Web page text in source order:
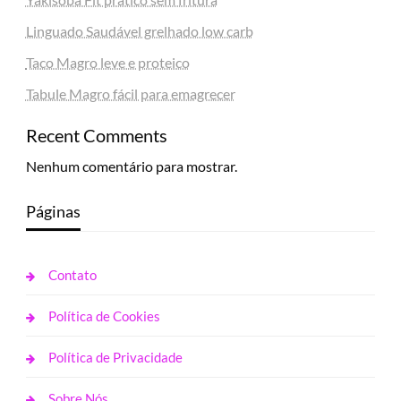
Linguado Saudável grelhado low carb
Taco Magro leve e proteico
Tabule Magro fácil para emagrecer
Recent Comments
Nenhum comentário para mostrar.
Páginas
Contato
Política de Cookies
Política de Privacidade